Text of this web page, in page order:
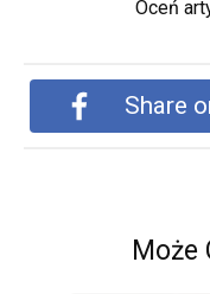
Oceń
Share
Może